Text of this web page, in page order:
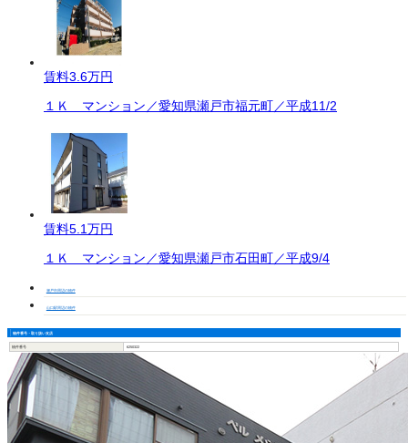
賃料3.6万円
１Ｋ マンション／愛知県瀬戸市福元町／平成11/2
賃料5.1万円
１Ｋ マンション／愛知県瀬戸市石田町／平成9/4
瀬戸市周辺の物件
山口駅周辺の物件
物件番号・取り扱い支店
物件番号 6250322